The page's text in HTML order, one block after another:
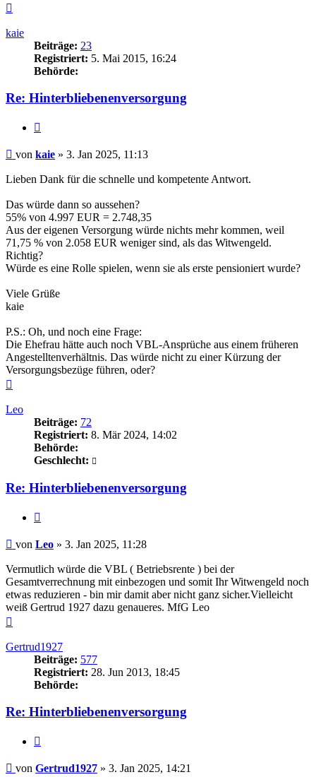
kaie
Beiträge: 23
Registriert: 5. Mai 2015, 16:24
Behörde:
Re: Hinterbliebenenversorgung
Beitrag
von kaie » 3. Jan 2025, 11:13
Lieben Dank für die schnelle und kompetente Antwort.
Das würde dann so aussehen?
55% von 4.997 EUR = 2.748,35
Aus der eigenen Versorgung würde nichts mehr kommen, weil
71,75 % von 2.058 EUR weniger sind, als das Witwengeld.
Richtig?
Würde es eine Rolle spielen, wenn sie als erste pensioniert wurde?
Viele Grüße
kaie
P.S.: Oh, und noch eine Frage:
Die Ehefrau hätte auch noch VBL-Ansprüche aus einem früheren
Angestelltenverhältnis. Das würde nicht zu einer Kürzung der
Versorgungsbezüge führen, oder?
Leo
Beiträge: 72
Registriert: 8. Mär 2024, 14:02
Behörde:
Geschlecht:
Re: Hinterbliebenenversorgung
Beitrag
von Leo » 3. Jan 2025, 11:28
Vermutlich würde die VBL ( Betriebsrente ) bei der
Gesamtverrechnung mit einbezogen und somit Ihr Witwengeld noch
etwas reduzieren - bin mir damit aber nicht ganz sicher.Vielleicht
weiß Gertrud 1927 dazu genaueres. MfG Leo
Gertrud1927
Beiträge: 577
Registriert: 28. Jun 2013, 18:45
Behörde:
Re: Hinterbliebenenversorgung
Beitrag
von Gertrud1927 » 3. Jan 2025, 14:21